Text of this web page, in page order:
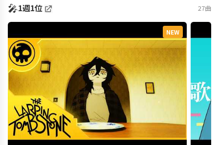
🎤1週1位 27曲
NEW